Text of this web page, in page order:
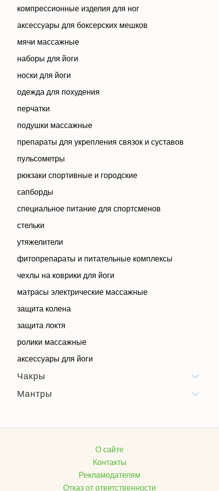
компрессионные изделия для ног
аксессуары для боксерских мешков
мячи массажные
наборы для йоги
носки для йоги
одежда для похудения
перчатки
подушки массажные
препараты для укрепления связок и суставов
пульсометры
рюкзаки спортивные и городские
сапборды
специальное питание для спортсменов
стельки
утяжелители
фитопрепараты и питательные комплексы
чехлы на коврики для йоги
матрасы электрические массажные
защита колена
защита локтя
ролики массажные
аксессуары для йоги
Чакры
Мантры
О сайте
Контакты
Рекламодателям
Отказ от ответственности